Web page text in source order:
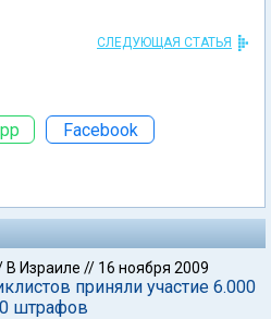
СЛЕДУЮЩАЯ СТАТЬЯ
Facebook
В Израиле // 16 ноября 2009
приняли участие 6.000
штрафов